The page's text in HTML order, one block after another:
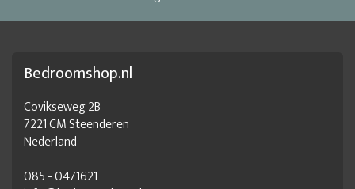
Bedroomshop.nl
Covikseweg 2B
7221 CM Steenderen
Nederland
085 - 0471621